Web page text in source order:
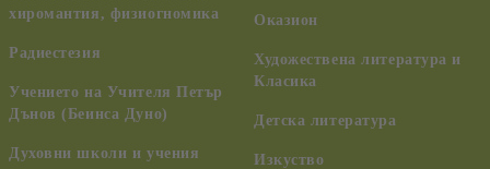
хиромантия, физиогномика
Радиестезия
Учението на Учителя Петър
Дънов (Беинса Дуно)
Духовни школи и учения
Оказион
Художествена литература и
Класика
Детска литература
Изкуство